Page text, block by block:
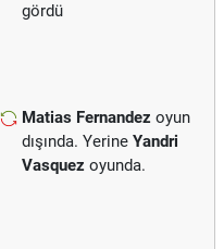
gördü
Matias Fernandez oyun
dışında. Yerine Yandri
Vasquez oyunda.